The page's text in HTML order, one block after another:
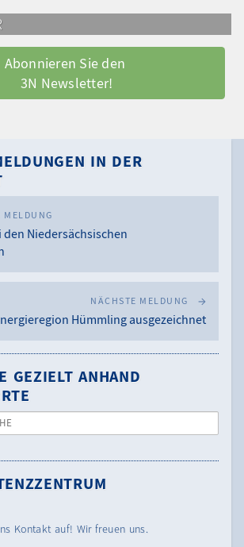
Abonnieren Sie den
3N Newsletter!
IN DER
MELDUNG
den Niedersächsischen
NÄCHSTE MELDUNG
Hümmling ausgezeichnet
GEZIELT ANHAND
Kontakt auf! Wir freuen uns.